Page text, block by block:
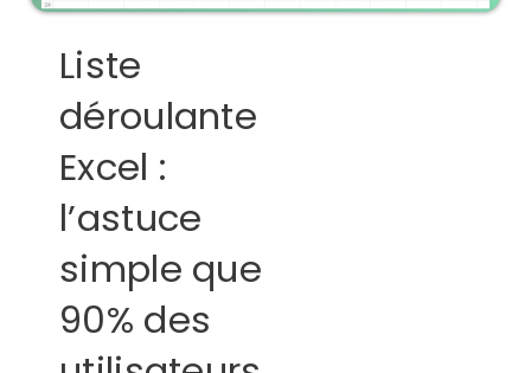
Liste
déroulante
Excel :
l’astuce
simple que
90% des